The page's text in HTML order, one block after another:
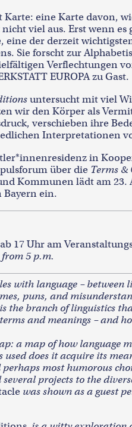
eine Karte davon,
viel aus. Erst wenn
eine der derzeit
Sie forscht zur
Verflechtungen
EUROPA zu Gast.
untersucht mit viel
wir den Körper als
verschieben ihre
Interpretationen
in
über die Terms &
Kommunen lädt am 23.
Bayern ein.
17 Uhr am
5 p.m.
with language –
puns, and
the branch of linguistics
and meanings – and
a map of how language
does it acquire its
most humorous
projects to the
was shown as a guest